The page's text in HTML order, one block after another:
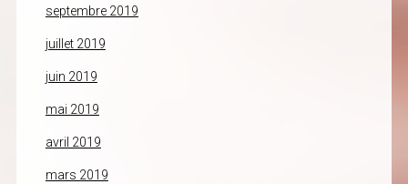
septembre 2019
juillet 2019
juin 2019
mai 2019
avril 2019
mars 2019